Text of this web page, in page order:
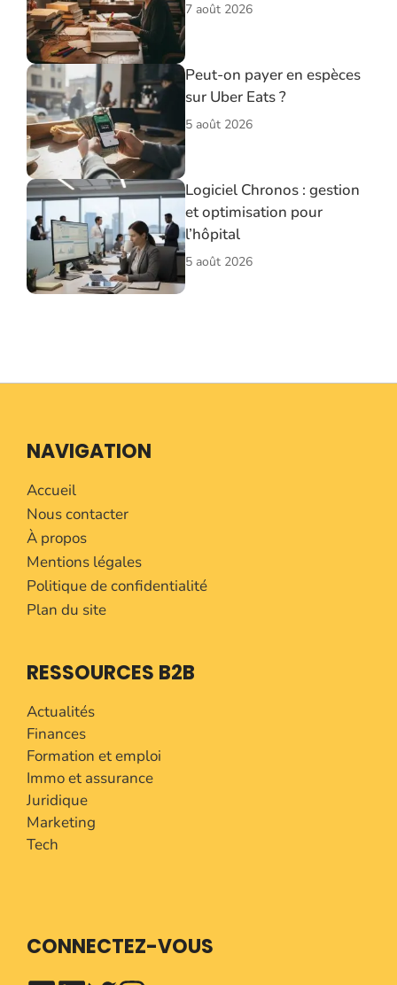
7 août 2026
Peut-on payer en espèces
sur Uber Eats ?
5 août 2026
Logiciel Chronos : gestion
et optimisation pour
l’hôpital
5 août 2026
NAVIGATION
Accueil
Nous contacter
À propos
Mentions légales
Politique de confidentialité
Plan du site
RESSOURCES B2B
Actualités
Finances
Formation et emploi
Immo et assurance
Juridique
Marketing
Tech
CONNECTEZ-VOUS